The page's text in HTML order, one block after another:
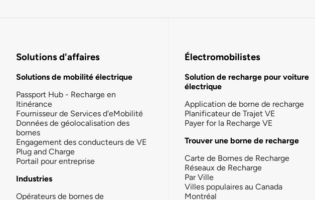
Solutions d'affaires
Solutions de mobilité électrique
Passport Hub - Recharge en
Itinérance
Fournisseur de Services d'eMobilité
Données de géolocalisation des
bornes
Engagement des conducteurs de VE
Plug and Charge
Portail pour entreprise
Industries
Opérateurs de bornes de
Électromobilistes
Solution de recharge pour voiture
électrique
Application de borne de recharge
Planificateur de Trajet VE
Payer for la Recharge VE
Trouver une borne de recharge
Carte de Bornes de Recharge
Réseaux de Recharge
Par Ville
Villes populaires au Canada
Montréal